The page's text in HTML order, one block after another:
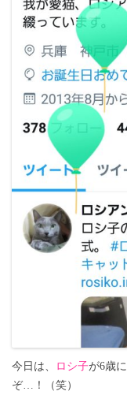
今日は、 ロシ子が6歳
ぞ…！（笑）